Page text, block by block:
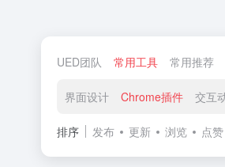
UED团队 常用工具 常用推荐
界面设计 Chrome插件 交互
排序 发布 更新 浏览 点赞